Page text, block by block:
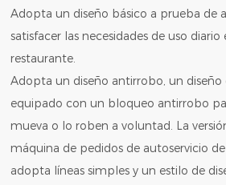
Adopta un diseño básico a prueba de
satisfacer las necesidades de uso
restaurante.
Adopta un diseño antirrobo, un diseño
equipado con un bloqueo antirrobo
mueva o lo roben a voluntad. La
máquina de pedidos de autoservicio
adopta líneas simples y un estilo de